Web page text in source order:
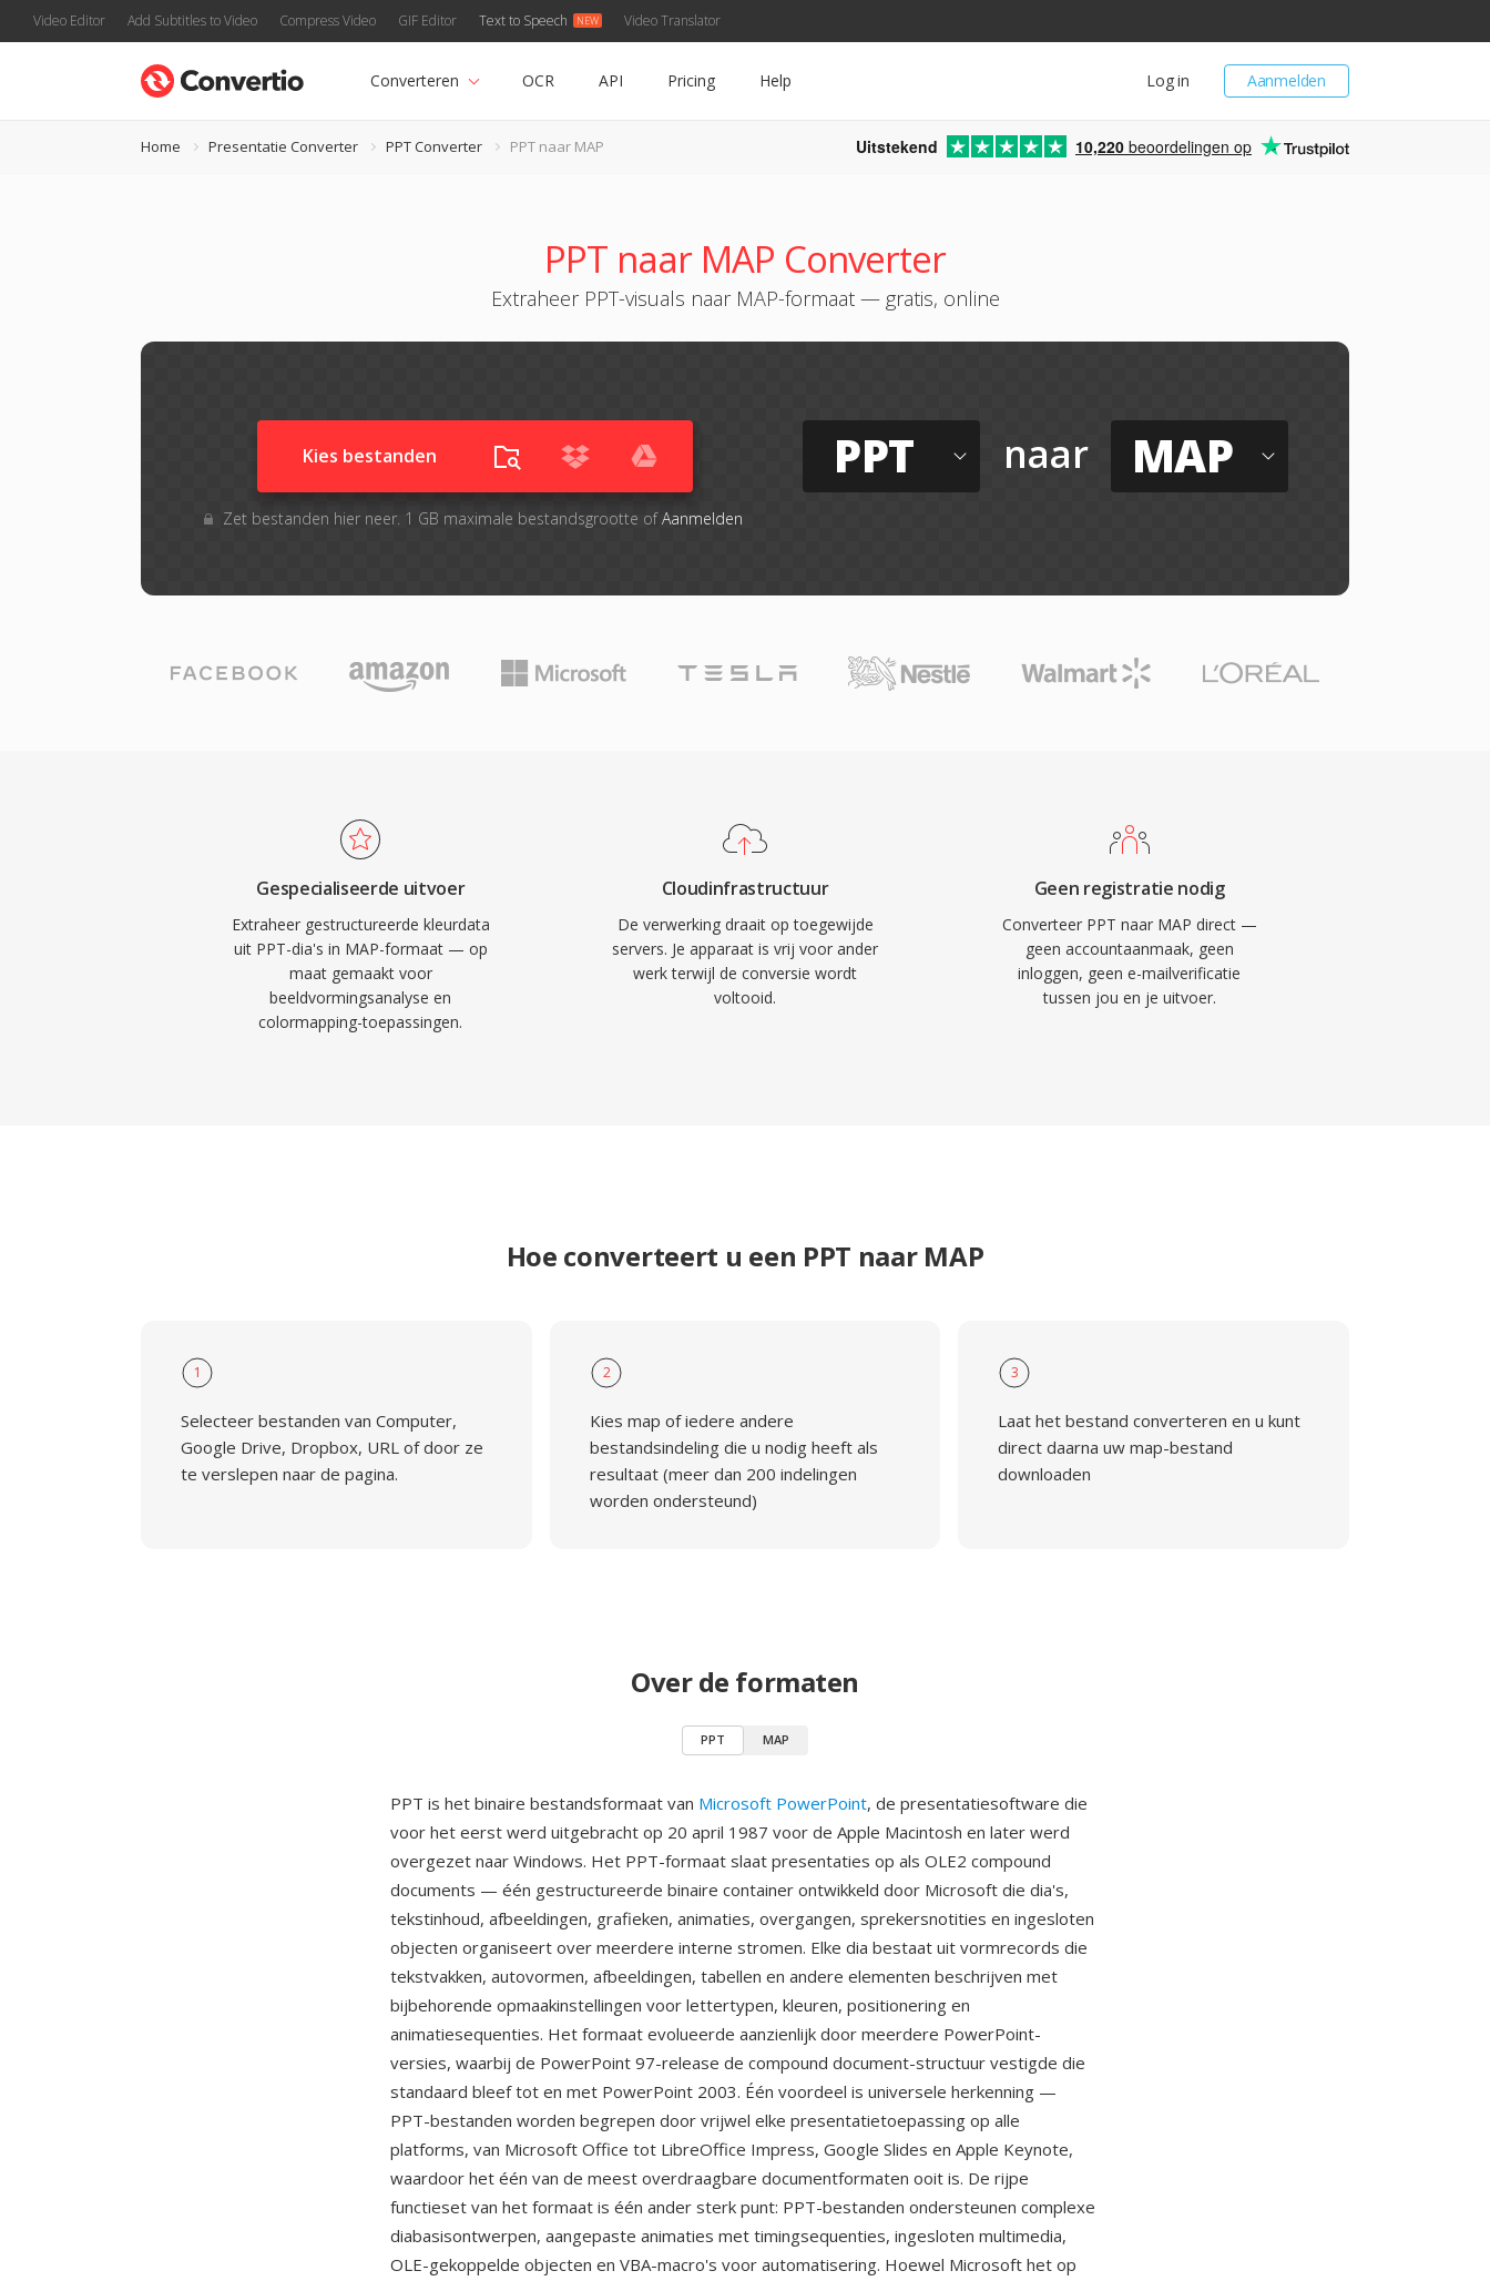
Video Editor Add Subtitles to Video Compress Video GIF Editor Text to Speech Video Translator
Aanmelden
Log in
Converteren OCR API Pricing Help
Home Presentatie Converter PPT Converter PPT naar MAP Uitstekend 10,220 beoordelingen op
PPT naar MAP Converter
Extraheer PPT-visuals naar MAP-formaat — gratis, online
Kies bestanden
Zet bestanden hier neer. 1 GB maximale bestandsgrootte ofAanmelden
PPT naar MAP
Gespecialiseerde uitvoer
Extraheer gestructureerde kleurdata
uit PPT-dia's in MAP-formaat — op
maat gemaakt voor
beeldvormingsanalyse en
colormapping-toepassingen.
Cloudinfrastructuur
De verwerking draait op toegewijde
servers. Je apparaat is vrij voor ander
werk terwijl de conversie wordt
voltooid.
Geen registratie nodig
Converteer PPT naar MAP direct —
geen accountaanmaak, geen
inloggen, geen e-mailverificatie
tussen jou en je uitvoer.
Hoe converteert u een PPT naar MAP
1
Selecteer bestanden van Computer,
Google Drive, Dropbox, URL of door ze
te verslepen naar de pagina.
2
Kies map of iedere andere
bestandsindeling die u nodig heeft als
resultaat (meer dan 200 indelingen
worden ondersteund)
3
Laat het bestand converteren en u kunt
direct daarna uw map-bestand
downloaden
Over de formaten
PPT MAP
PPT is het binaire bestandsformaat van Microsoft PowerPoint, de presentatiesoftware die
voor het eerst werd uitgebracht op 20 april 1987 voor de Apple Macintosh en later werd
overgezet naar Windows. Het PPT-formaat slaat presentaties op als OLE2 compound
documents — één gestructureerde binaire container ontwikkeld door Microsoft die dia's,
tekstinhoud, afbeeldingen, grafieken, animaties, overgangen, sprekersnotities en ingesloten
objecten organiseert over meerdere interne stromen. Elke dia bestaat uit vormrecords die
tekstvakken, autovormen, afbeeldingen, tabellen en andere elementen beschrijven met
bijbehorende opmaakinstellingen voor lettertypen, kleuren, positionering en
animatiesequenties. Het formaat evolueerde aanzienlijk door meerdere PowerPoint-
versies, waarbij de PowerPoint 97-release de compound document-structuur vestigde die
standaard bleef tot en met PowerPoint 2003. Één voordeel is universele herkenning —
PPT-bestanden worden begrepen door vrijwel elke presentatietoepassing op alle
platforms, van Microsoft Office tot LibreOffice Impress, Google Slides en Apple Keynote,
waardoor het één van de meest overdraagbare documentformaten ooit is. De rijpe
functieset van het formaat is één ander sterk punt: PPT-bestanden ondersteunen complexe
diabasisontwerpen, aangepaste animaties met timingsequenties, ingesloten multimedia,
OLE-gekoppelde objecten en VBA-macro's voor automatisering. Hoewel Microsoft het op